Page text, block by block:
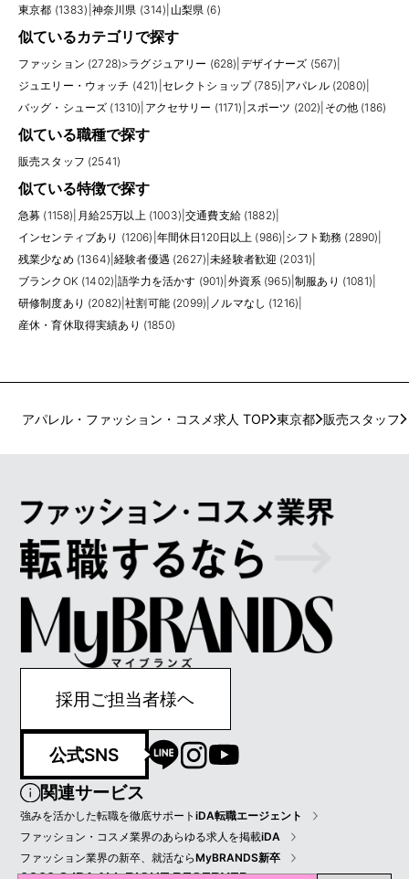
東京都 (1383) 神奈川県 (314) 山梨県 (6)
似ているカテゴリで探す
ファッション (2728)>ラグジュアリー (628) デザイナーズ (567)
ジュエリー・ウォッチ (421) セレクトショップ (785) アパレル (2080)
バッグ・シューズ (1310) アクセサリー (1171) スポーツ (202) その他 (186)
似ている職種で探す
販売スタッフ (2541)
似ている特徴で探す
急募 (1158) 月給25万以上 (1003) |交通費支給 (1882)
インセンティブあり (1206) 年間休日120日以上 (986) シフト勤務 (2890)
残業少なめ (1364) |経験者優遇 (2627) |未経験者歓迎 (2031)
ブランクOK (1402) |語学力を活かす (901) 外資系 (965) |制服あり (1081)
研修制度あり (2082) |社割可能 (2099) ノルマなし (1216)
産休・育休取得実績あり (1850)
アパレル・ファッション・コスメ求人 TOP 東京都 販売スタッフ
採用ご担当者様ヘ
公式SNS
関連サービス
強みを活かした転職を徹底サポートiDA転職エージェント
ファッション・コスメ業界のあらゆる求人を掲載iDA
ファッション業界の新卒、就活ならMyBRANDS新卒